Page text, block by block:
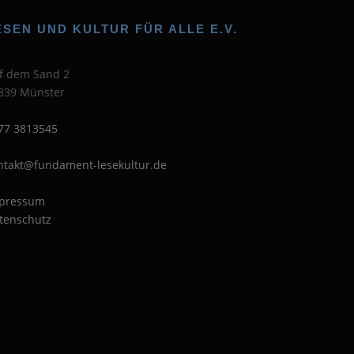
UND KULTUR FÜR ALLE E.V.
dem Sand 2
Münster
3813545
lesekultur.de